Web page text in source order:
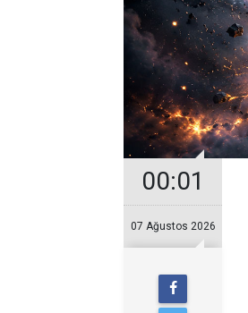
00:01
07 Ağustos 2026